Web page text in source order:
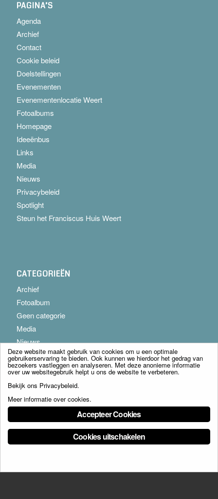
PAGINA’S
Agenda
Archief
Contact
Cookie beleid
Doelstellingen
Evenementen
Evenementenlocatie Weert
Fotoalbums
Homepage
Ideeënbus
Links
Media
Nieuws
Privacybeleid
Spotlight
Steun het Franciscus Huis Weert
CATEGORIEËN
Archief
Fotoalbum
Geen categorie
Media
Nieuws
© Copyright - Franciscus Huis Weert B.V. - webdesign:
Deze website maakt gebruik van cookies om u een optimale
gebruikerservaring te bieden. Ook kunnen we hierdoor het gedrag van
bezoekers vastleggen en analyseren. Met deze anonieme informatie
over uw websitegebruik helpt u ons de website te verbeteren.
Bekijk ons Privacybeleid.
Meer informatie over cookies.
Accepteer Cookies
Cookies uitschakelen